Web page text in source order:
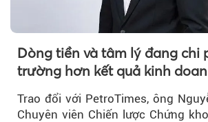
Dòng tiền và tâm lý đang chi
trường hơn kết quả kinh
Trao đổi với PetroTimes, ông
Chuyên viên Chiến lược Chứng